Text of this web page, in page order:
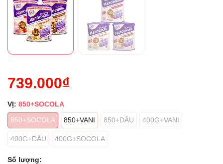
739.000₫
VỊ: 850+SOCOLA
850+SOCOLA
850+VANI 850+DÂU 400G+VANI
400G+DÂU 400G+SOCOLA
Số lượng:
Điều kiện: